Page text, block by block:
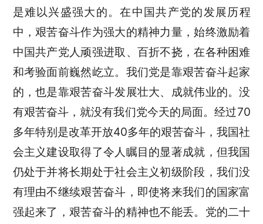
是难以兴盛强大的。在中国共产党的发展历程
中，艰苦奋斗作为强大的精神力量，始终激励着
中国共产党人顽强进取、百折不挠，在各种困难
和考验面前巍然屹立。我们党是靠艰苦奋斗起家
的，也是靠艰苦奋斗发展壮大、成就伟业的。没
有艰苦奋斗，就没有我们党今天的局面。经过70
多年特别是改革开放40多年的艰苦奋斗，我国社
会主义建设取得了令人瞩目的显著成就，但我国
仍处于并将长期处于社会主义初级阶段，我们没
有理由不继续艰苦奋斗，即使将来我们的国家富
强起来了，艰苦奋斗的精神也不能丢。党的二十